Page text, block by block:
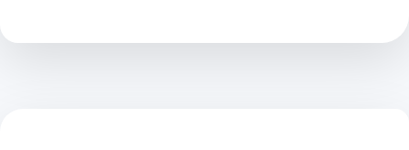
yapmalıyım